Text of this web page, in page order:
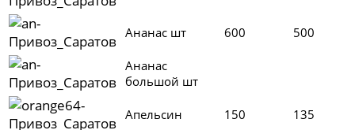
Ананас шт 600 500
Ананас
большой шт
Апельсин 150 135